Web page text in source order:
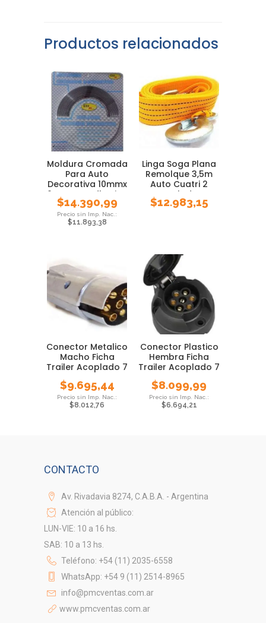
Productos relacionados
Moldura Cromada
Para Auto
Decorativa 10mmx
6 Metros Adhesiva
$14.390,99
$11.893,38
Linga Soga Plana
Remolque 3,5m
Auto Cuatri 2
Toneladas
$12.983,15
Conector Metalico
Macho Ficha
Trailer Acoplado 7
Contactos
$9.695,44
$8.012,76
Conector Plastico
Hembra Ficha
Trailer Acoplado 7
$8.099,99
$6.694,21
CONTACTO
Av. Rivadavia 8274, C.A.B.A. - Argentina
Atención al público:
LUN-VIE: 10 a 16 hs.
SAB: 10 a 13 hs.
Teléfono: +54 (11) 2035-6558
WhatsApp: +54 9 (11) 2514-8965
info@pmcventas.com.ar
www.pmcventas.com.ar